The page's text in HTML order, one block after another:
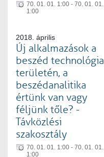
70. 01. 01. 1:00 - 70. 01. 01.
1:00
2018. április
Új alkalmazások a
beszéd technológia
területén, a
beszédanalitika
értünk van vagy
féljünk tőle? -
Távközlési
szakosztály
70. 01. 01. 1:00 - 70. 01. 01.
1:00